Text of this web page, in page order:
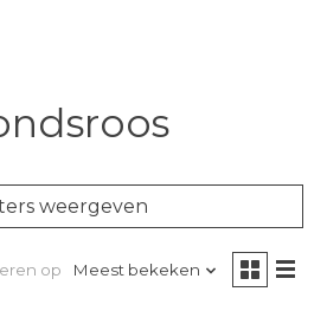
weergeven
op Meest bekeken